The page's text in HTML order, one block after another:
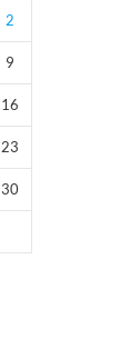
2
9
16
23
30